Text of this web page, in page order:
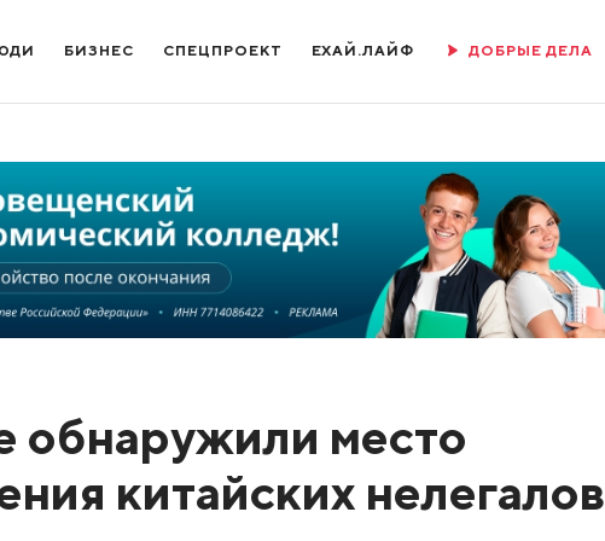
БИЗНЕС СПЕЦПРОЕКТ ЕХАЙ.ЛАЙФ ДОБРЫЕ ДЕЛА
обнаружили место
китайских нелегалов